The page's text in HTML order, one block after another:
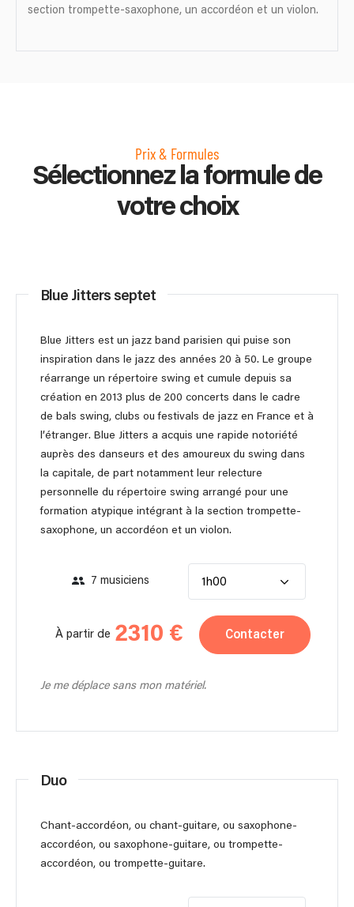
section trompette-saxophone, un accordéon et un violon.
Prix & Formules
Sélectionnez la formule de
votre choix
Blue Jitters septet
Blue Jitters est un jazz band parisien qui puise son
inspiration dans le jazz des années 20 à 50. Le groupe
réarrange un répertoire swing et cumule depuis sa
création en 2013 plus de 200 concerts dans le cadre
de bals swing, clubs ou festivals de jazz en France et à
l’étranger. Blue Jitters a acquis une rapide notoriété
auprès des danseurs et des amoureux du swing dans
la capitale, de part notamment leur relecture
personnelle du répertoire swing arrangé pour une
formation atypique intégrant à la section trompette-
saxophone, un accordéon et un violon.
7 musiciens 1h00
À partir de 2310 € Contacter
Je me déplace sans mon matériel.
Duo
Chant-accordéon, ou chant-guitare, ou saxophone-
accordéon, ou saxophone-guitare, ou trompette-
accordéon, ou trompette-guitare.